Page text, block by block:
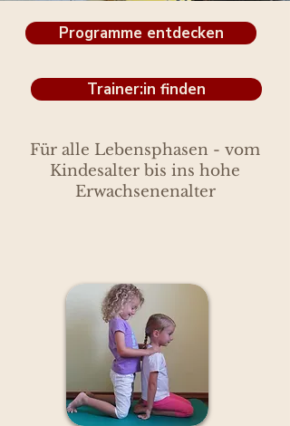
© CopyrightProgramme entdecken
Trainer:in finden
Für alle Lebensphasen - vom
Kindesalter bis ins hohe
Erwachsenenalter